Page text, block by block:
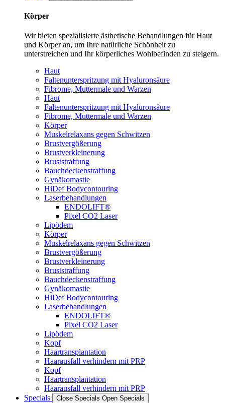
Körper
Wir bieten spezialisierte ästhetische Behandlungen für Haut
und Körper an, um Ihre natürliche Schönheit zu
unterstreichen und Ihr körperliches Wohlbefinden zu steigern.
Haut
Faltenunterspritzung mit Hyaluronsäure
Fibrome, Muttermale und Warzen
Haut
Faltenunterspritzung mit Hyaluronsäure
Fibrome, Muttermale und Warzen
Körper
Muskelrelaxans gegen Schwitzen
Brustvergößerung
Brustverkleinerung
Bruststraffung
Bauchdeckenstraffung
Gynäkomastie
HiDef Bodycontouring
Laserbehandlungen
ENDOLIFT®
Pixel CO2 Laser
Lipödem
Körper
Muskelrelaxans gegen Schwitzen
Brustvergößerung
Brustverkleinerung
Bruststraffung
Bauchdeckenstraffung
Gynäkomastie
HiDef Bodycontouring
Laserbehandlungen
ENDOLIFT®
Pixel CO2 Laser
Lipödem
Kopf
Haartransplantation
Haarausfall verhindern mit PRP
Kopf
Haartransplantation
Haarausfall verhindern mit PRP
Specials
Close Specials Open Specials